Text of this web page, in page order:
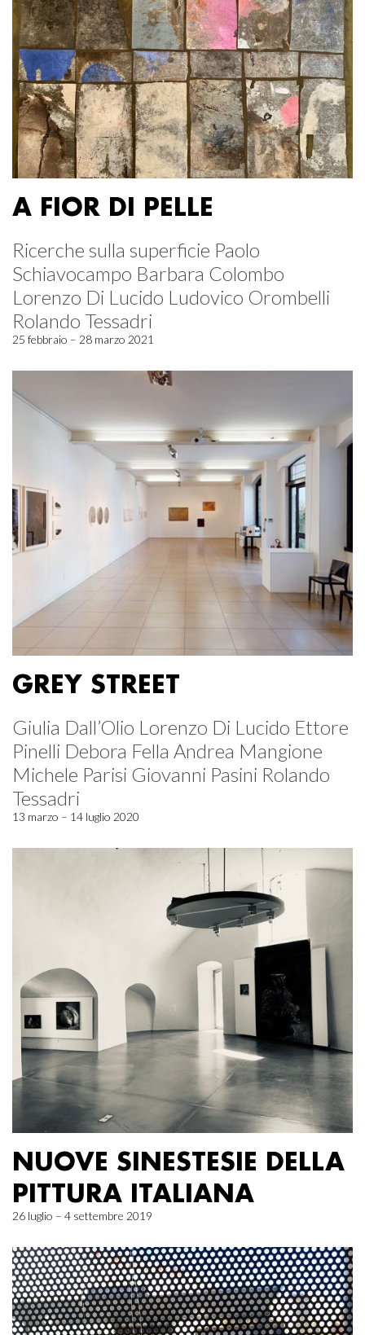
A FIOR DI PELLE
Ricerche sulla superficie Paolo
Schiavocampo Barbara Colombo
Lorenzo Di Lucido Ludovico Orombelli
Rolando Tessadri
25 febbraio – 28 marzo 2021
GREY STREET
Giulia Dall’Olio Lorenzo Di Lucido Ettore
Pinelli Debora Fella Andrea Mangione
Michele Parisi Giovanni Pasini Rolando
Tessadri
13 marzo – 14 luglio 2020
NUOVE SINESTESIE DELLA
PITTURA ITALIANA
26 luglio – 4 settembre 2019